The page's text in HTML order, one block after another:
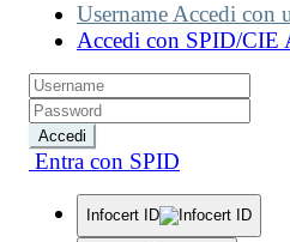
Username Accedi con
Accedi con SPID/CIE
Accedi
Entra con SPID
Infocert ID